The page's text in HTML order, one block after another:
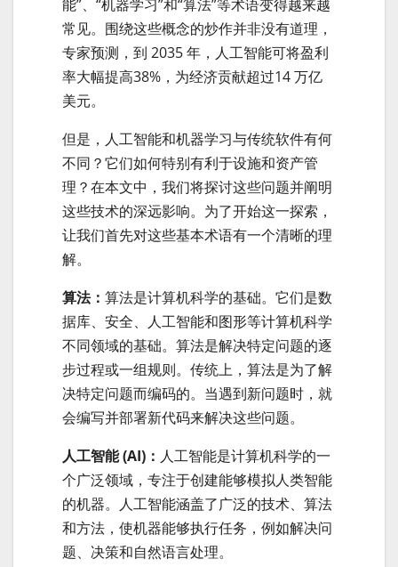
能”、“机器学习”和“算法”等术语变得越来越
常见。围绕这些概念的炒作并非没有道理，
专家预测，到 2035 年，人工智能可将盈利
率大幅提高38%，为经济贡献超过14 万亿
美元。
但是，人工智能和机器学习与传统软件有何
不同？它们如何特别有利于设施和资产管
理？在本文中，我们将探讨这些问题并阐明
这些技术的深远影响。为了开始这一探索，
让我们首先对这些基本术语有一个清晰的理
解。
算法： 算法是计算机科学的基础。它们是数
据库、安全、人工智能和图形等计算机科学
不同领域的基础。算法是解决特定问题的逐
步过程或一组规则。传统上，算法是为了解
决特定问题而编码的。当遇到新问题时，就
会编写并部署新代码来解决这些问题。
人工智能 (AI)： 人工智能是计算机科学的一
个广泛领域，专注于创建能够模拟人类智能
的机器。人工智能涵盖了广泛的技术、算法
和方法，使机器能够执行任务，例如解决问
题、决策和自然语言处理。